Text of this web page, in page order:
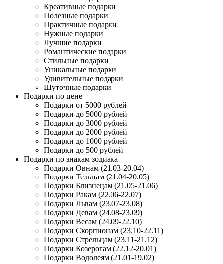
Креативные подарки
Полезные подарки
Практичные подарки
Нужные подарки
Лучшие подарки
Романтические подарки
Стильные подарки
Уникальные подарки
Удивительные подарки
Шуточные подарки
Подарки по цене
Подарки от 5000 рублей
Подарки до 5000 рублей
Подарки до 3000 рублей
Подарки до 2000 рублей
Подарки до 1000 рублей
Подарки до 500 рублей
Подарки по знакам зодиака
Подарки Овнам (21.03-20.04)
Подарки Тельцам (21.04-20.05)
Подарки Близнецам (21.05-21.06)
Подарки Ракам (22.06-22.07)
Подарки Львам (23.07-23.08)
Подарки Девам (24.08-23.09)
Подарки Весам (24.09-22.10)
Подарки Скорпионам (23.10-22.11)
Подарки Стрельцам (23.11-21.12)
Подарки Козерогам (22.12-20.01)
Подарки Водолеям (21.01-19.02)